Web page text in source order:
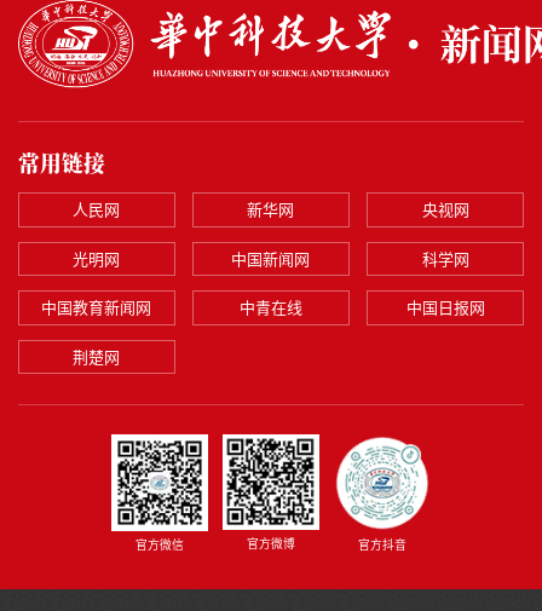
常用链接
人民网 新华网 央视网
光明网 中国新闻网 科学网
中国教育新闻网 中青在线 中国日报网
荆楚网
官方微信 官方微博 官方抖音